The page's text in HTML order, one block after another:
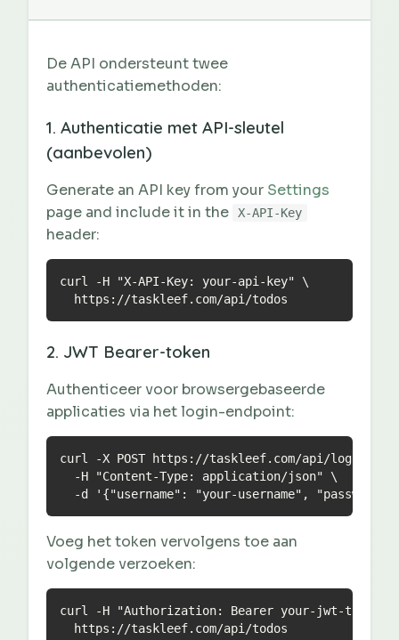
De API ondersteunt twee
authenticatiemethoden:
1. Authenticatie met API-sleutel
(aanbevolen)
Generate an API key from your Settings
page and include it in the
X-API-Key
header:
curl -H "X-API-Key: your-api-key" \
  https://taskleef.com/api/todos
2. JWT Bearer-token
Authenticeer voor browsergebaseerde
applicaties via het login-endpoint:
curl -X POST https://taskleef.com/api/login \
  -H "Content-Type: application/json" \
-d '{"username": "your-username",
Voeg het token vervolgens toe aan
volgende verzoeken:
curl -H "Authorization: Bearer your-jwt-token"
  https://taskleef.com/api/todos